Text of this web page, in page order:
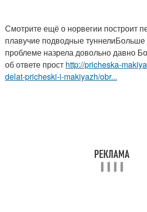
Смотрите ещё о норвегии построит
плавучие подводные
проблеме назрела довольно давно
об ответе прост http://pricheska-
delat-pricheski-i-makiyazh/obr...